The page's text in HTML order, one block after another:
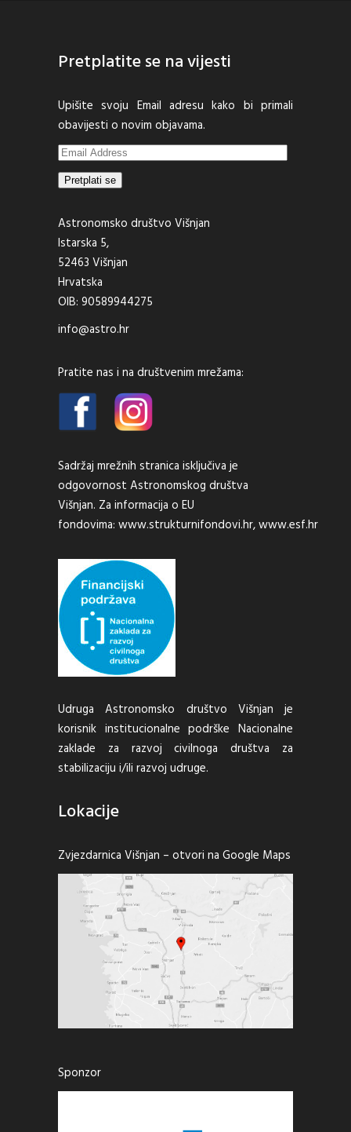
Pretplatite se na vijesti
Upišite svoju Email adresu kako bi primali
obavijesti o novim objavama.
Email
Address
Pretplati se
Astronomsko društvo Višnjan
Istarska 5,
52463 Višnjan
Hrvatska
OIB: 90589944275
info@astro.hr
Pratite nas i na društvenim mrežama:
Sadržaj mrežnih stranica isključiva je
odgovornost Astronomskog društva
Višnjan. Za informacija o EU
fondovima: www.strukturnifondovi.hr,www.esf.hr
Udruga Astronomsko društvo Višnjan je
korisnik institucionalne podrške Nacionalne
zaklade za razvoj civilnoga društva za
stabilizaciju i/ili razvoj udruge.
Lokacije
Zvjezdarnica Višnjan – otvori na Google Maps
Sponzor